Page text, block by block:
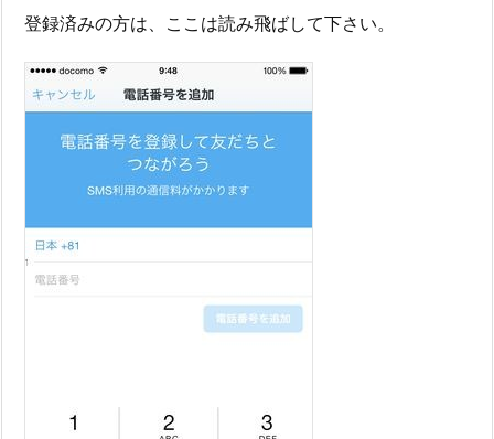
登録済みの方は、ここは読み飛ばして下さい。